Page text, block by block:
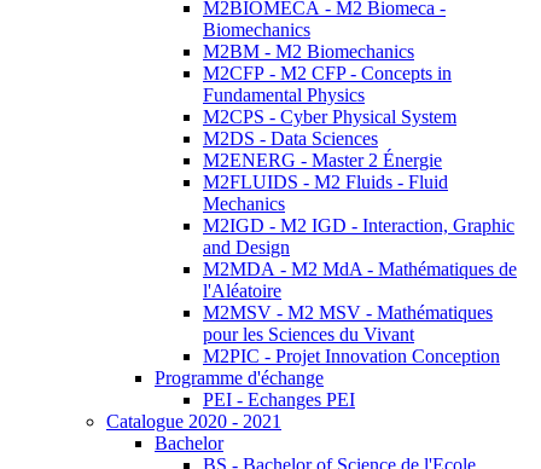
M2BIOMECA - M2 Biomeca -
Biomechanics
M2BM - M2 Biomechanics
M2CFP - M2 CFP - Concepts in
Fundamental Physics
M2CPS - Cyber Physical System
M2DS - Data Sciences
M2ENERG - Master 2 Énergie
M2FLUIDS - M2 Fluids - Fluid
Mechanics
M2IGD - M2 IGD - Interaction, Graphic
and Design
M2MDA - M2 MdA - Mathématiques de
l'Aléatoire
M2MSV - M2 MSV - Mathématiques
pour les Sciences du Vivant
M2PIC - Projet Innovation Conception
Programme d'échange
PEI - Echanges PEI
Catalogue 2020 - 2021
Bachelor
BS - Bachelor of Science de l'Ecole